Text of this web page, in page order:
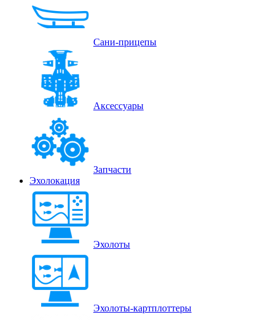
Сани-прицепы
Аксессуары
Запчасти
Эхолокация
Эхолоты
Эхолоты-картплоттеры